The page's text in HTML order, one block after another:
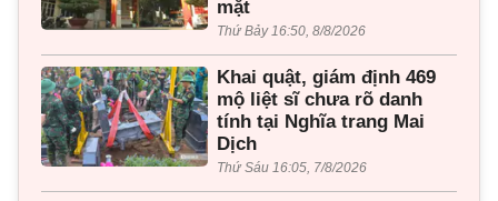
mặt
Thứ Bảy 16:50, 8/8/2026
Khai quật, giám định 469
mộ liệt sĩ chưa rõ danh
tính tại Nghĩa trang Mai
Dịch
Thứ Sáu 16:05, 7/8/2026